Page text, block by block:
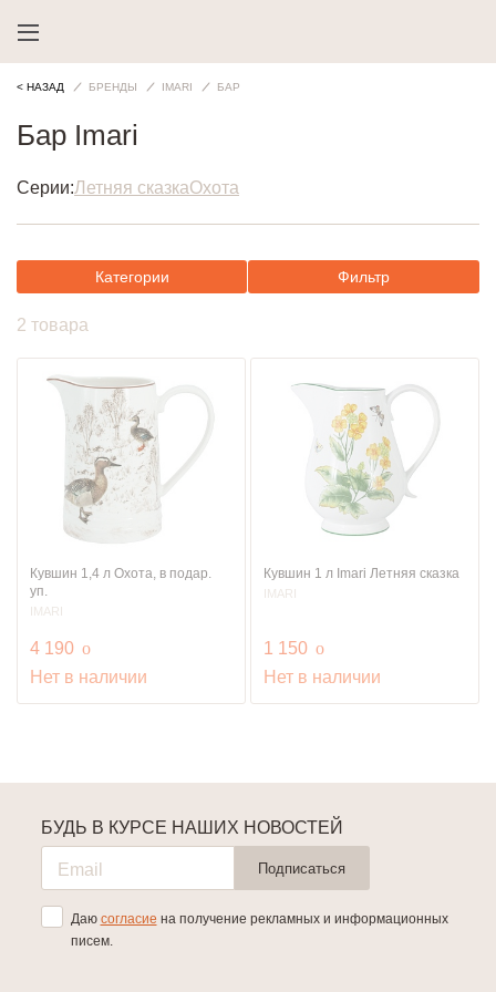
< НАЗАД БРЕНДЫ IMARI БАР
Бар Imari
Серии:Летняя сказкаОхота
Категории Фильтр
2 товара
Кувшин 1,4 л Охота, в подар.
уп.
IMARI
4 190 руб.
o
Нет в наличии
Кувшин 1 л Imari Летняя сказка
IMARI
1 150 руб.
o
Нет в наличии
БУДЬ В КУРСЕ НАШИХ НОВОСТЕЙ
Подписаться
Даю согласие на получение рекламных и информационных
писем.